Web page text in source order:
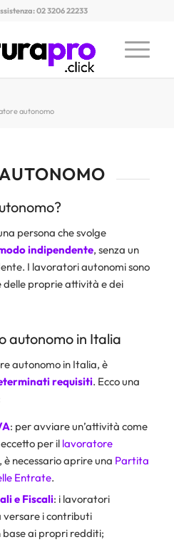
02 3206 22233
autonomo
persona che svolge
indipendente, senza un
I lavoratori autonomi sono
delle proprie attività e dei
autonomo in Italia
autonomo in Italia, è
requisiti. Ecco una
: per avviare un’attività come
per il lavoratore
è necessario aprire una Partita
Entrate.
e Fiscali: i lavoratori
versare i contributi
base ai propri redditi;